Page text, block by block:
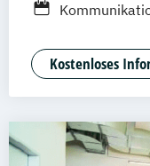
Public
Kostenloses